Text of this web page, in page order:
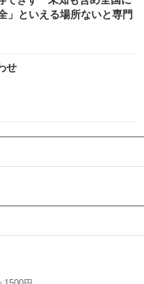
といえる場所ないと専門
せ